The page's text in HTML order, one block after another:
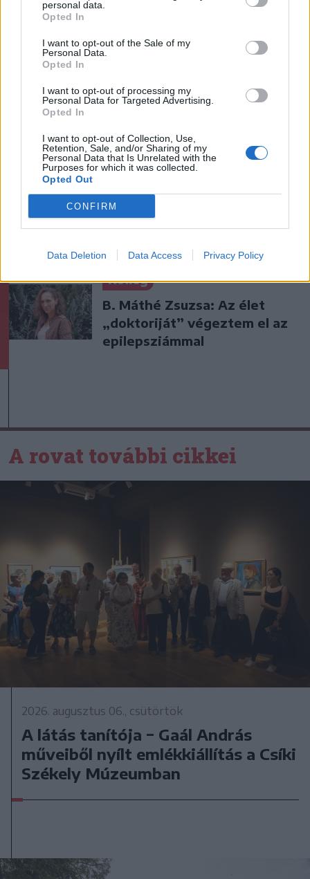
personal data.
Opted In
I want to opt-out of the Sale of my
Personal Data.
Opted In
I want to opt-out of processing my
Personal Data for Targeted Advertising.
Opted In
I want to opt-out of Collection, Use,
Retention, Sale, and/or Sharing of my
Personal Data that Is Unrelated with the
Purposes for which it was collected.
Opted Out
CONFIRM
Data Deletion Data Access Privacy Policy
Krónika
Putyin egy NATO-tagállam
amerikai hírszerzés szerint
Kulcsjátékosok nélkül készül a
Farul az FK Csíkszereda ellen
Nőileg
B. Máthé Zsuzsa: Az élet
„doktoriját” végeztem el az
epilepsziámmal
A rovat további cikkei
2026. augusztus 06., csütörtök
A látás tanítója − Gaál András
műveiből nyílt emlékkiállítás a Csíki
Székely Múzeumban